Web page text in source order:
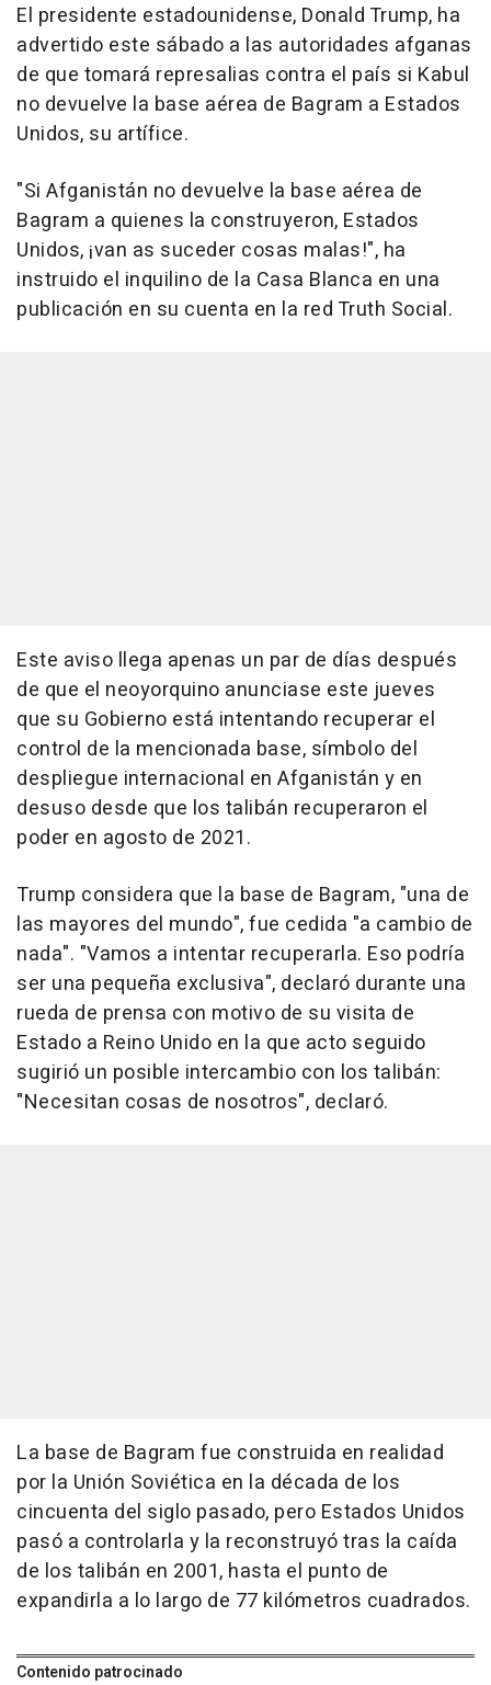
El presidente estadounidense, Donald Trump, ha
advertido este sábado a las autoridades afganas
de que tomará represalias contra el país si Kabul
no devuelve la base aérea de Bagram a Estados
Unidos, su artífice.
"Si Afganistán no devuelve la base aérea de
Bagram a quienes la construyeron, Estados
Unidos, ¡van as suceder cosas malas!", ha
instruido el inquilino de la Casa Blanca en una
publicación en su cuenta en la red Truth Social.
Este aviso llega apenas un par de días después
de que el neoyorquino anunciase este jueves
que su Gobierno está intentando recuperar el
control de la mencionada base, símbolo del
despliegue internacional en Afganistán y en
desuso desde que los talibán recuperaron el
poder en agosto de 2021.
Trump considera que la base de Bagram, "una de
las mayores del mundo", fue cedida "a cambio de
nada". "Vamos a intentar recuperarla. Eso podría
ser una pequeña exclusiva", declaró durante una
rueda de prensa con motivo de su visita de
Estado a Reino Unido en la que acto seguido
sugirió un posible intercambio con los talibán:
"Necesitan cosas de nosotros", declaró.
La base de Bagram fue construida en realidad
por la Unión Soviética en la década de los
cincuenta del siglo pasado, pero Estados Unidos
pasó a controlarla y la reconstruyó tras la caída
de los talibán en 2001, hasta el punto de
expandirla a lo largo de 77 kilómetros cuadrados.
Contenido patrocinado